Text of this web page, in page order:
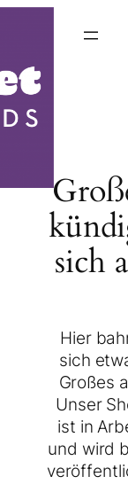
sich
Hier
sich
Großes
Unser
ist in
und wird